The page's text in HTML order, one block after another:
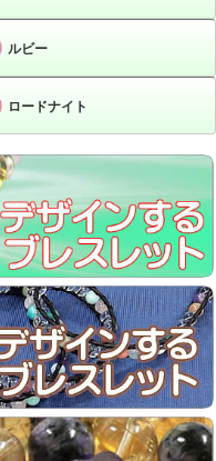
ルビー
ロードナイト